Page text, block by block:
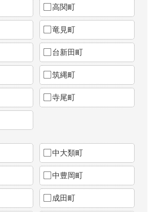
高関町
竜見町
台新田町
筑縄町
寺尾町
中大類町
中豊岡町
成田町